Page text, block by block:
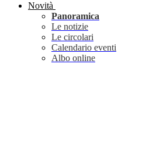
Novità
Panoramica
Le notizie
Le circolari
Calendario eventi
Albo online